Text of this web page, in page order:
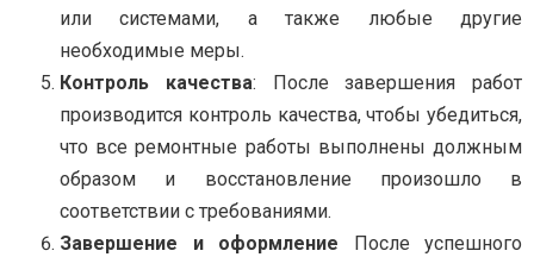
или системами, а также любые другие
необходимые меры.
Контроль качества: После завершения работ
производится контроль качества, чтобы убедиться,
что все ремонтные работы выполнены должным
образом и восстановление произошло в
соответствии с требованиями.
Завершение и оформление После успешного